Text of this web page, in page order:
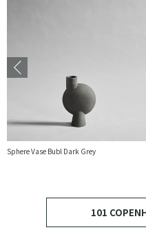
Sphere Vase Bubl Dark Grey
101